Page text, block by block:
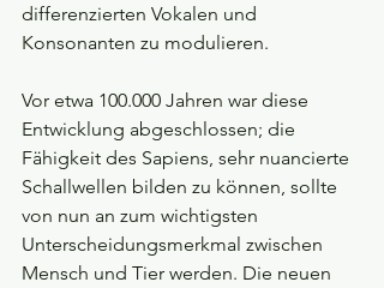
differenzierten Vokalen und
Konsonanten zu modulieren.
Vor etwa 100.000 Jahren war diese
Entwicklung abgeschlossen; die
Fähigkeit des Sapiens, sehr nuancierte
Schallwellen bilden zu können, sollte
von nun an zum wichtigsten
Unterscheidungsmerkmal zwischen
Mensch und Tier werden. Die neuen